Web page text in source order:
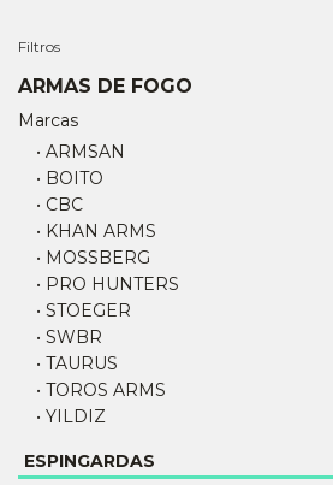
Filtros
ARMAS DE FOGO
Marcas
• ARMSAN
• BOITO
• CBC
• KHAN ARMS
• MOSSBERG
• PRO HUNTERS
• STOEGER
• SWBR
• TAURUS
• TOROS ARMS
• YILDIZ
ESPINGARDAS